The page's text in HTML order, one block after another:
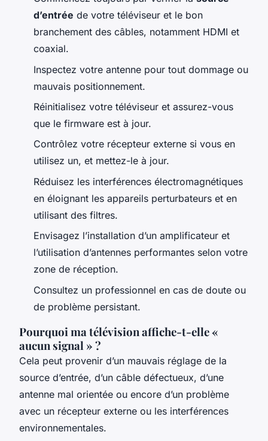
d’entrée de votre téléviseur et le bon
branchement des câbles, notamment HDMI et
coaxial.
Inspectez votre antenne pour tout dommage ou
mauvais positionnement.
Réinitialisez votre téléviseur et assurez-vous
que le firmware est à jour.
Contrôlez votre récepteur externe si vous en
utilisez un, et mettez-le à jour.
Réduisez les interférences électromagnétiques
en éloignant les appareils perturbateurs et en
utilisant des filtres.
Envisagez l’installation d’un amplificateur et
l’utilisation d’antennes performantes selon votre
zone de réception.
Consultez un professionnel en cas de doute ou
de problème persistant.
Pourquoi ma télévision affiche-t-elle «
aucun signal » ?
Cela peut provenir d’un mauvais réglage de la
source d’entrée, d’un câble défectueux, d’une
antenne mal orientée ou encore d’un problème
avec un récepteur externe ou les interférences
environnementales.